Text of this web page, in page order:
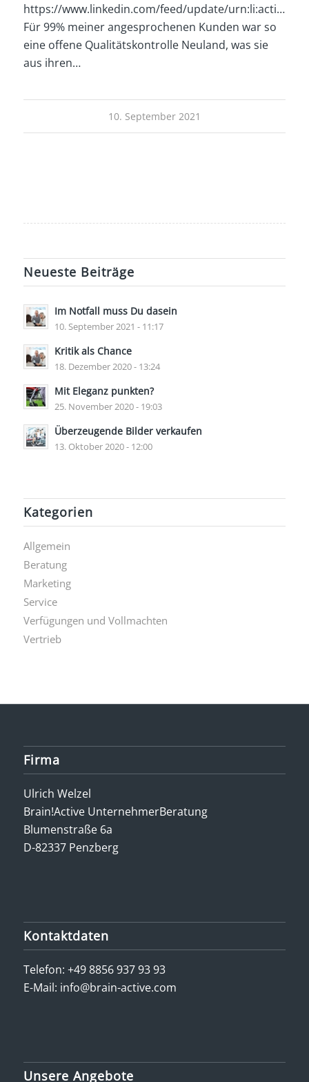
https://www.linkedin.com/feed/update/
Für 99% meiner angesprochenen Kunden war so
eine offene Qualitätskontrolle Neuland, was sie
aus ihren…
10. September 2021
Neueste Beiträge
Im Notfall muss Du dasein
10. September 2021 - 11:17
Kritik als Chance
18. Dezember 2020 - 13:24
Mit Eleganz punkten?
25. November 2020 - 19:03
Überzeugende Bilder verkaufen
13. Oktober 2020 - 12:00
Kategorien
Allgemein
Beratung
Marketing
Service
Verfügungen und Vollmachten
Vertrieb
Firma
Ulrich Welzel
Brain!Active UnternehmerBeratung
Blumenstraße 6a
D-82337 Penzberg
Kontaktdaten
Telefon: +49 8856 937 93 93
E-Mail: info@brain-active.com
Unsere Angebote